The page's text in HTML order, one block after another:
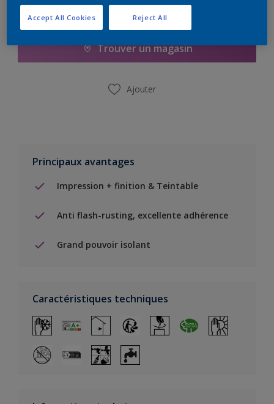
Ajouter à la liste d’achats
Trouver un magasin
Ajouter
Principaux avantages
Impression + finition & Teintable
Anti flash-rusting, excellente adhérence
Grand pouvoir isolant
Caractéristiques techniques
Reject All
Accept All Cookies